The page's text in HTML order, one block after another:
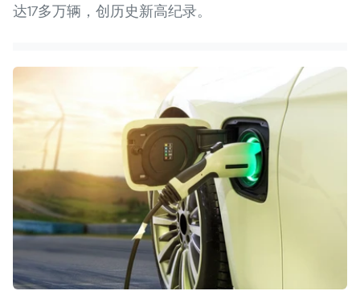
达17多万辆，创历史新高纪录。